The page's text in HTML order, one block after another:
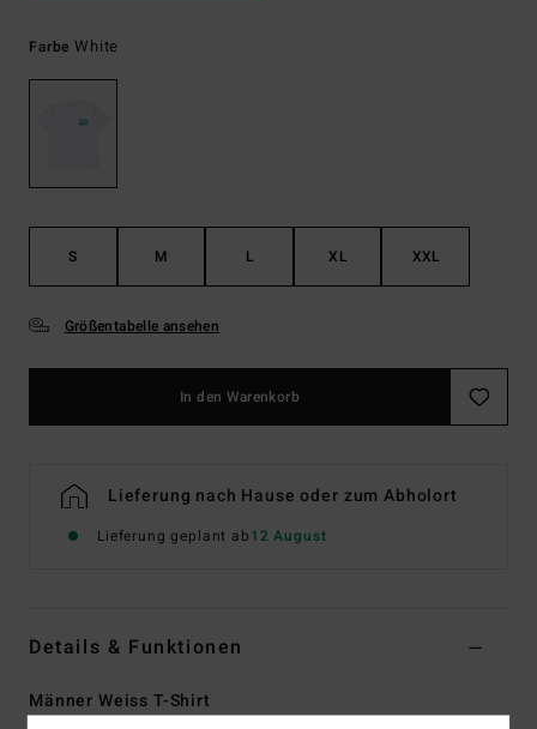
FarbeWhite
S M L XL XXL
Größentabelle ansehen
In den Warenkorb
Lieferung nach Hause oder zum Abholort
Lieferung geplant ab12 August
Details & Funktionen
Männer Weiss T-Shirt